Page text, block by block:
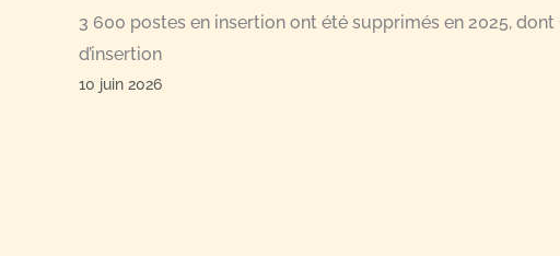
3 600 postes en insertion ont été supprimés en 2025, dont
d’insertion
10 juin 2026